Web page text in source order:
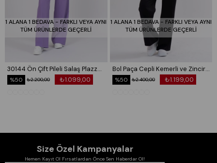
1 ALANA 1 BEDAVA - FARKLI VEYA AYNI
TÜM ÜRÜNLERDE GEÇERLİ
30144 Ön Çift Pileli Salaş Plazzo Cepli Pantolon
₺1.099,00
₺2.200,00
%50
1 ALANA 1 BEDAVA - FARKLI VEYA AYNI
TÜM ÜRÜNLERDE GEÇERLİ
Bol Paça Cepli Kemerli ve Zincir Detaylı Atlas Kumaş Pantolon 30024
₺1.199,00
₺2.400,00
%50
Size Özel Kampanyalar
Hemen Kayıt Ol Fırsatlardan Önce Sen Haberdar Ol!